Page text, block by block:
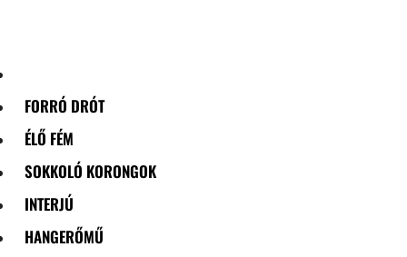
FORRÓ DRÓT
ÉLŐ FÉM
SOKKOLÓ KORONGOK
INTERJÚ
HANGERŐMŰ